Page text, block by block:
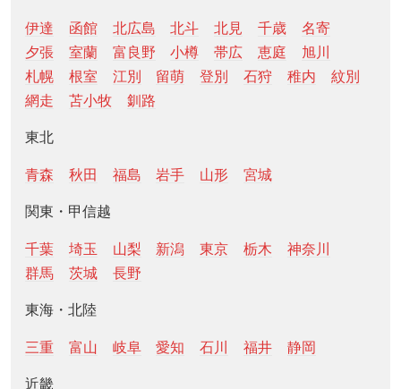
伊達 函館 北広島 北斗 北見 千歳
名寄
夕張
室蘭 富良野 小樽 帯広 恵庭
旭川
札幌
根室 江別 留萌 登別 石狩 稚内
紋別
網走
苫小牧 釧路
東北
青森 秋田 福島 岩手 山形 宮城
関東・甲信越
千葉 埼玉 山梨 新潟 東京 栃木
神奈川
群馬
茨城 長野
東海・北陸
三重 富山 岐阜 愛知 石川 福井 静岡
近畿